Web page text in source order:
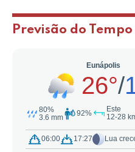
Previsão do Tempo